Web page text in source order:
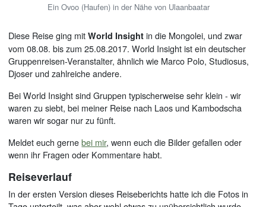
Ein Ovoo (Haufen) in der Nähe von Ulaanbaatar
Diese Reise ging mitWorld Insight in die Mongolei, und zwar
vom 08.08. bis zum 25.08.2017. World Insight ist ein deutscher
Gruppenreisen-Veranstalter, ähnlich wie Marco Polo, Studiosus,
Djoser und zahlreiche andere.
Bei World Insight sind Gruppen typischerweise sehr klein - wir
waren zu siebt, bei meiner Reise nach Laos und Kambodscha
waren wir sogar nur zu fünft.
Meldet euch gernebei mir, wenn euch die Bilder gefallen oder
wenn ihr Fragen oder Kommentare habt.
Reiseverlauf
In der ersten Version dieses Reiseberichts hatte ich die Fotos in